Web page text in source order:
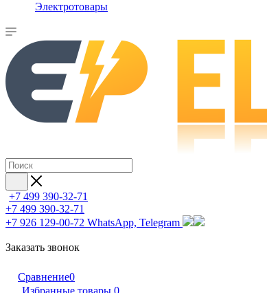
Электротовары
+7 499 390-32-71
+7 499 390-32-71
+7 926 129-00-72 WhatsApp, Telegram
Заказать звонок
Сравнение0
Избранные товары 0